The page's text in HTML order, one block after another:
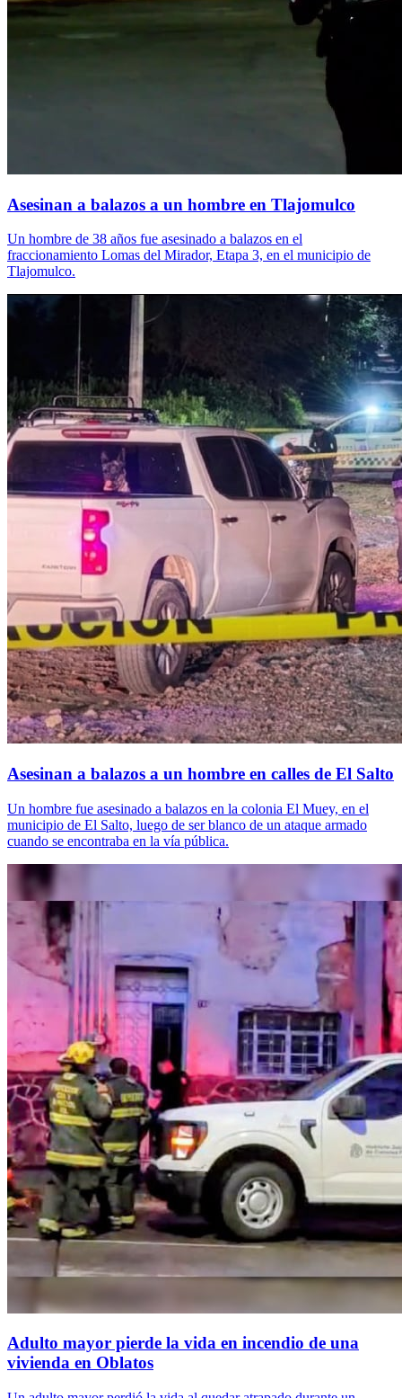
Asesinan a balazos a un hombre en Tlajomulco
Un hombre de 38 años fue asesinado a balazos en el
fraccionamiento Lomas del Mirador, Etapa 3, en el municipio de
Tlajomulco.
Asesinan a balazos a un hombre en calles de El Salto
Un hombre fue asesinado a balazos en la colonia El Muey, en el
municipio de El Salto, luego de ser blanco de un ataque armado
cuando se encontraba en la vía pública.
Adulto mayor pierde la vida en incendio de una
vivienda en Oblatos